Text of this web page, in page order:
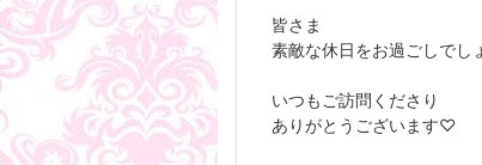
皆さま
素敵な休日をお過ごしでし
いつもご訪問くださり
ありがとうございます♡